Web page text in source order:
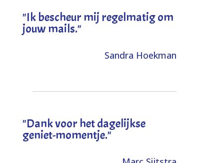
"Ik bescheur mij regelmatig om
jouw mails."
Sandra Hoekman
"Dank voor het dagelijkse
geniet-momentje."